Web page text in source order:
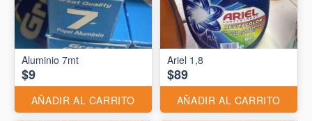
Aluminio 7mt
$9
AÑADIR AL CARRITO
Ariel 1,8
$89
AÑADIR AL CARRITO